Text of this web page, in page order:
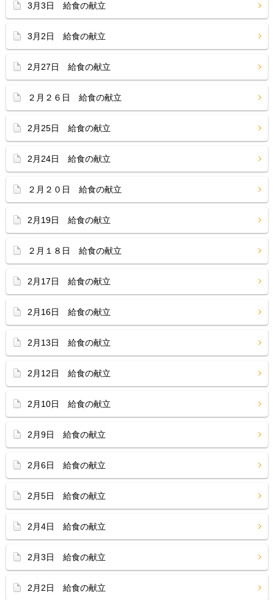
3月3日 給食の献立
3月2日 給食の献立
2月27日 給食の献立
２月２６日 給食の献立
2月25日 給食の献立
2月24日 給食の献立
２月２０日 給食の献立
2月19日 給食の献立
２月１８日 給食の献立
2月17日 給食の献立
2月16日 給食の献立
2月13日 給食の献立
2月12日 給食の献立
2月10日 給食の献立
2月9日 給食の献立
2月6日 給食の献立
2月5日 給食の献立
2月4日 給食の献立
2月3日 給食の献立
2月2日 給食の献立